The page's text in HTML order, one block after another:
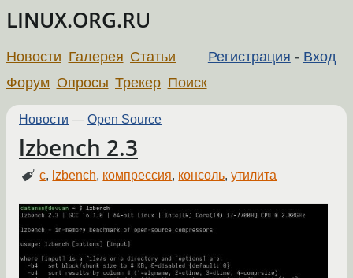
LINUX.ORG.RU
Регистрация - Вход
Новости Галерея Статьи
Форум Опросы Трекер Поиск
Новости — Open Source
lzbench 2.3
c, lzbench, компрессия, консоль,утилита